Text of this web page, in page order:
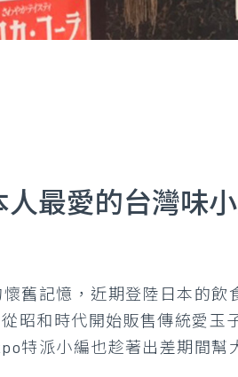
最愛的台灣味
舊記憶，近期登陸日本的
昭和時代開始販售傳統愛
特派小編也趁著出差期間